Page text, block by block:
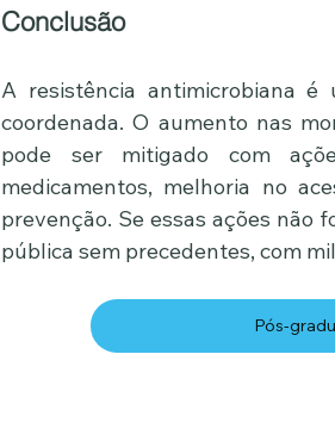
Conclusão
A resistência antimicrobiana
coordenada. O aumento nas
pode ser mitigado com
medicamentos, melhoria no
prevenção. Se essas ações não
pública sem precedentes, com
Pós-